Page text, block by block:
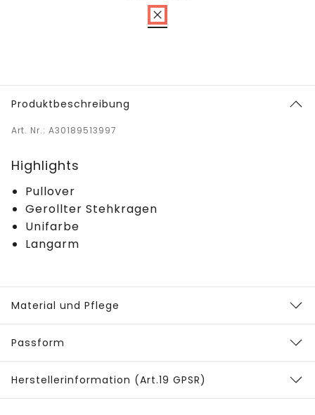
Produktbeschreibung
Art. Nr.: A30189513997
Highlights
Pullover
Gerollter Stehkragen
Unifarbe
Langarm
Material und Pflege
Passform
Herstellerinformation (Art.19 GPSR)